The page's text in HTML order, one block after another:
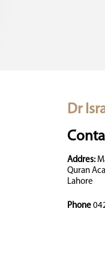
Dr
Addres:
Quran
Lahore
Phone